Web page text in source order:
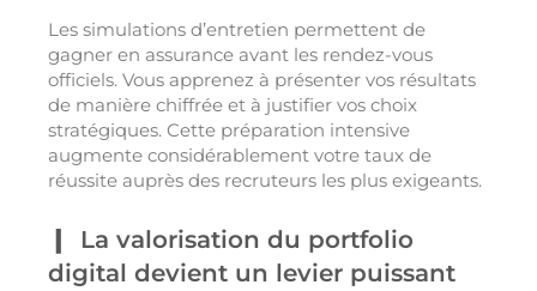
Les simulations d’entretien permettent de
gagner en assurance avant les rendez-vous
officiels. Vous apprenez à présenter vos résultats
de manière chiffrée et à justifier vos choix
stratégiques. Cette préparation intensive
augmente considérablement votre taux de
réussite auprès des recruteurs les plus exigeants.
La valorisation du portfolio
digital devient un levier puissant